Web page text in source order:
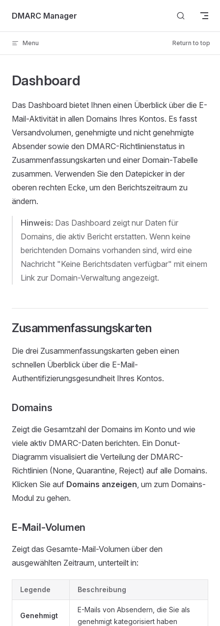
Skip to content
DMARC Manager
Menu Return to top
Dashboard
Das Dashboard bietet Ihnen einen Überblick über die E-
Mail-Aktivität in allen Domains Ihres Kontos. Es fasst
Versandvolumen, genehmigte und nicht genehmigte
Absender sowie den DMARC-Richtlinienstatus in
Zusammenfassungskarten und einer Domain-Tabelle
zusammen. Verwenden Sie den Datepicker in der
oberen rechten Ecke, um den Berichtszeitraum zu
ändern.
Hinweis: Das Dashboard zeigt nur Daten für
Domains, die aktiv Bericht erstatten. Wenn keine
berichtenden Domains vorhanden sind, wird eine
Nachricht "Keine Berichtsdaten verfügbar" mit einem
Link zur Domain-Verwaltung angezeigt.
Zusammenfassungskarten
Die drei Zusammenfassungskarten geben einen
schnellen Überblick über die E-Mail-
Authentifizierungsgesundheit Ihres Kontos.
Domains
Zeigt die Gesamtzahl der Domains im Konto und wie
viele aktiv DMARC-Daten berichten. Ein Donut-
Diagramm visualisiert die Verteilung der DMARC-
Richtlinien (None, Quarantine, Reject) auf alle Domains.
Klicken Sie auf Domains anzeigen, um zum Domains-
Modul zu gehen.
E-Mail-Volumen
Zeigt das Gesamte-Mail-Volumen über den
ausgewählten Zeitraum, unterteilt in:
Legende Beschreibung
Genehmigt
E-Mails von Absendern, die Sie als
genehmigt kategorisiert haben